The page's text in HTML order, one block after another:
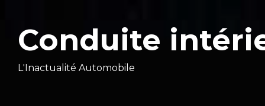
Conduite
L'Inactualité Automobile